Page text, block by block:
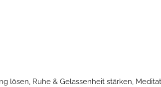
lösen, Ruhe & Gelassenheit stärken,